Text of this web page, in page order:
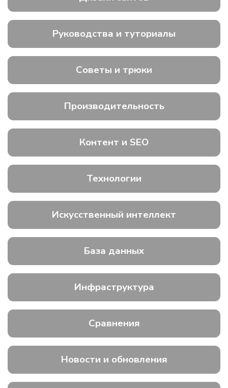
Руководства и туториалы
Советы и трюки
Производительность
Контент и SEO
Технологии
Искусственный интеллект
База данных
Инфраструктура
Сравнения
Новости и обновления